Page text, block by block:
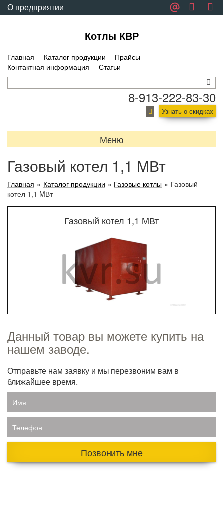
О предприятии
Котлы КВР
Главная Каталог продукции
Прайсы
Контактная информация
Статьи
8-913-222-83-30
Узнать о скидках
Меню
Газовый котел 1,1 MВт
Главная » Каталог продукции » Газовые котлы » Газовый
котел 1,1 MВт
Газовый котел 1,1 MВт
Данный товар вы можете купить на
нашем заводе.
Отправьте нам заявку и мы перезвоним вам в
ближайшее время.
Имя
Телефон
Позвонить мне